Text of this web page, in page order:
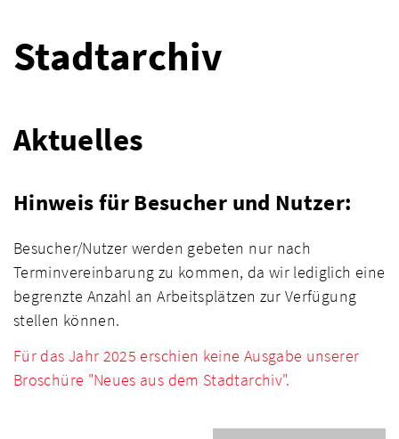
Stadtarchiv
Aktuelles
Hinweis für Besucher und Nutzer:
Besucher/Nutzer werden gebeten nur nach
Terminvereinbarung zu kommen, da wir lediglich eine
begrenzte Anzahl an Arbeitsplätzen zur Verfügung
stellen können.
Für das Jahr 2025 erschien keine Ausgabe unserer
Broschüre "Neues aus dem Stadtarchiv".